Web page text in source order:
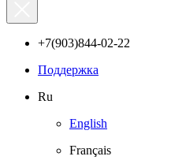
+7(903)844-02-22
Поддержка
Ru
English
Français